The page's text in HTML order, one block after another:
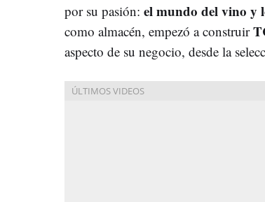
por su pasión: el mundo del vino y
como almacén, empezó a construir
aspecto de su negocio, desde la